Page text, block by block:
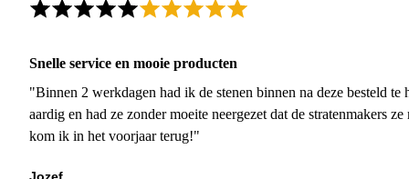
Snelle service en mooie producten
"Binnen 2 werkdagen had ik de stenen binnen na deze besteld
aardig en had ze zonder moeite neergezet dat de stratenmakers
kom ik in het voorjaar terug!"